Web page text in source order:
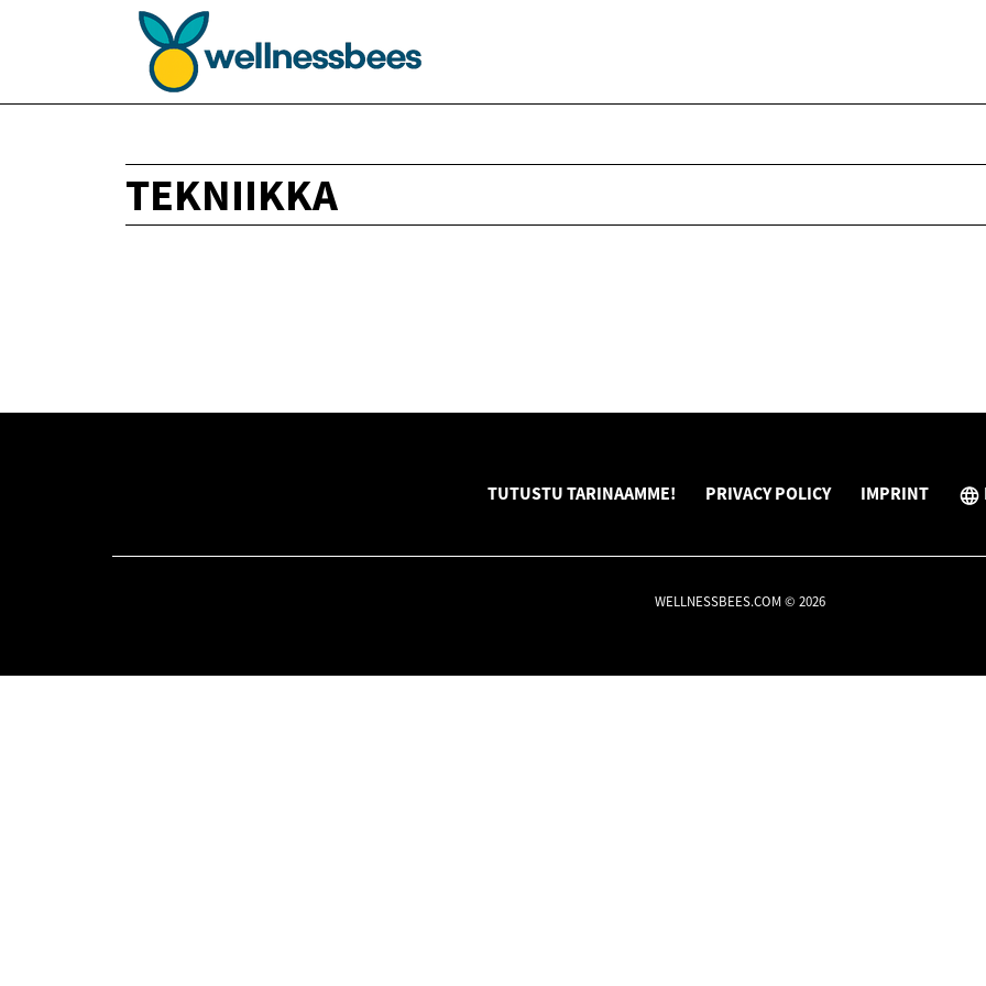
TEKNIIKKA
TUTUSTU TARINAAMME! PRIVACY POLICY IMPRINT
WELLNESSBEES.COM © 2026